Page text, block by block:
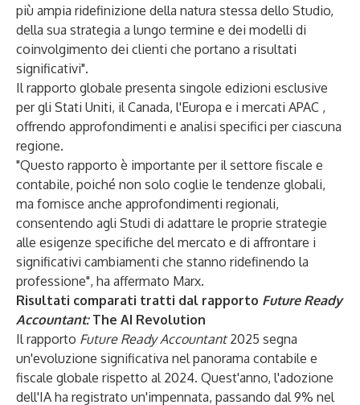
più ampia ridefinizione della natura stessa dello Studio,
della sua strategia a lungo termine e dei modelli di
coinvolgimento dei clienti che portano a risultati
significativi".
Il rapporto globale presenta singole edizioni esclusive
per gli Stati Uniti, il Canada, l'Europa e i mercati APAC ,
offrendo approfondimenti e analisi specifici per ciascuna
regione.
"Questo rapporto è importante per il settore fiscale e
contabile, poiché non solo coglie le tendenze globali,
ma fornisce anche approfondimenti regionali,
consentendo agli Studi di adattare le proprie strategie
alle esigenze specifiche del mercato e di affrontare i
significativi cambiamenti che stanno ridefinendo la
professione", ha affermato Marx.
Risultati comparati tratti dal rapporto Future Ready
Accountant: The AI Revolution
Il rapporto Future Ready Accountant2025 segna
un'evoluzione significativa nel panorama contabile e
fiscale globale rispetto al 2024. Quest'anno, l'adozione
dell'IA ha registrato un'impennata, passando dal 9% nel